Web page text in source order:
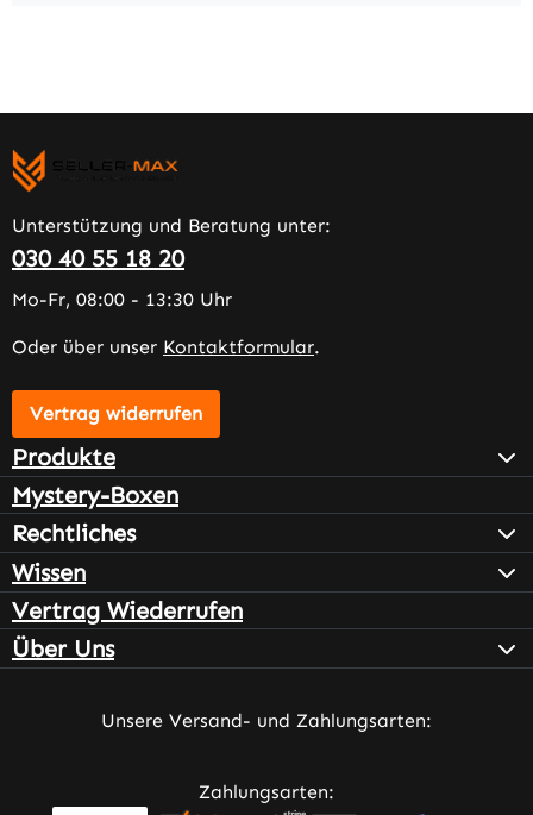
Unterstützung und Beratung unter:
030 40 55 18 20
Mo-Fr, 08:00 - 13:30 Uhr
Oder über unser Kontaktformular.
Vertrag widerrufen
Produkte
Mystery-Boxen
Rechtliches
Wissen
Vertrag Wiederrufen
Über Uns
Unsere Versand- und Zahlungsarten:
Zahlungsarten: